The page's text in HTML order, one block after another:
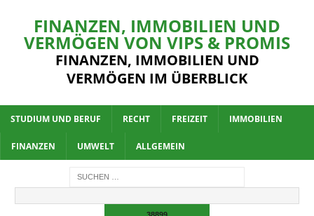
FINANZEN, IMMOBILIEN UND
VERMÖGEN VON VIPS & PROMIS
FINANZEN, IMMOBILIEN UND
VERMÖGEN IM ÜBERBLICK
STUDIUM UND BERUF RECHT FREIZEIT IMMOBILIEN
FINANZEN UMWELT ALLGEMEIN